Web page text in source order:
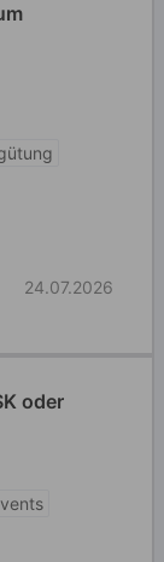
24.07.2026
oder